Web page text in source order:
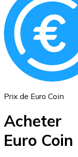
Ethereum
ETH
Prix de Euro Coin
Acheter
Euro